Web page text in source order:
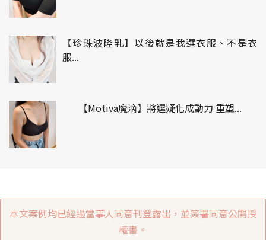
【珍珠波隆乳】以後就是我選衣服、不是衣
服...
【Motiva魔滴】將遲疑化成動力 重塑...
本文案例均已經過當事人同意刊登露出，並簽署同意公開授
權書。